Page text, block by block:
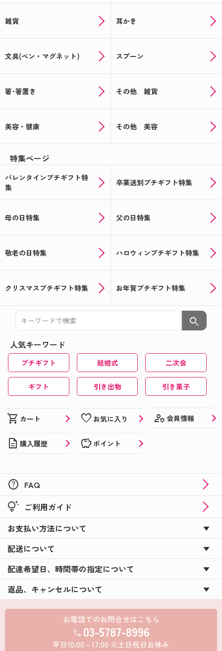
雑貨 耳かき
文具(ペン・マグネット) スプーン
箸･箸置き その他 雑貨
美容・健康 その他 美容
特集ページ
バレンタインプチギフト特
集
卒業送別プチギフト特集
母の日特集 父の日特集
敬老の日特集 ハロウィンプチギフト特集
クリスマスプチギフト特集 お年賀プチギフト特集
search
人気キーワード
プチギフト 結婚式 二次会
ギフト 引き出物 引き菓子
shopping_cart カート favorite お気に入り manage_accounts 会員情報
description 購入履歴 savings ポイント
help FAQ
tips_and_updates ご利用ガイド
お支払い方法について
配送について
配達希望日、時間帯の指定について
返品、キャンセルについて
お電話でのお問合せはこちら
call 03-5787-8996
平日10:00～17:00 ※土日祝日お休み